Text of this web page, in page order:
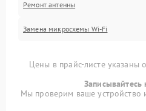
Ремонт антенны
Замена микросхемы Wi-Fi
Цены в прайс-листе указаны
Записывайтесь
Мы проверим ваше устройство